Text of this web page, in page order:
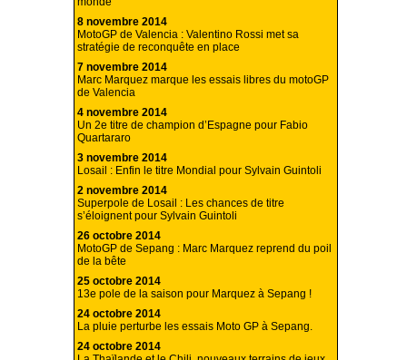
8 novembre 2014
MotoGP de Valencia : Valentino Rossi met sa
stratégie de reconquête en place
7 novembre 2014
Marc Marquez marque les essais libres du motoGP
de Valencia
4 novembre 2014
Un 2e titre de champion d’Espagne pour Fabio
Quartararo
3 novembre 2014
Losail : Enfin le titre Mondial pour Sylvain Guintoli
2 novembre 2014
Superpole de Losail : Les chances de titre
s’éloignent pour Sylvain Guintoli
26 octobre 2014
MotoGP de Sepang : Marc Marquez reprend du poil
de la bête
25 octobre 2014
13e pole de la saison pour Marquez à Sepang !
24 octobre 2014
La pluie perturbe les essais Moto GP à Sepang.
24 octobre 2014